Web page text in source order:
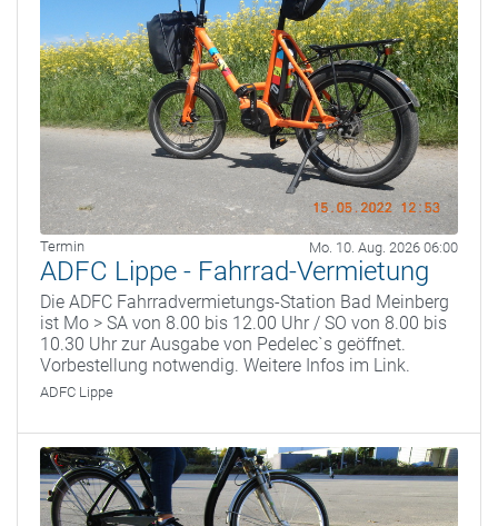
Termin Mo. 10. Aug. 2026 06:00
ADFC Lippe - Fahrrad-Vermietung
Die ADFC Fahrradvermietungs-Station Bad Meinberg
ist Mo > SA von 8.00 bis 12.00 Uhr / SO von 8.00 bis
10.30 Uhr zur Ausgabe von Pedelec`s geöffnet.
Vorbestellung notwendig. Weitere Infos im Link.
ADFC Lippe